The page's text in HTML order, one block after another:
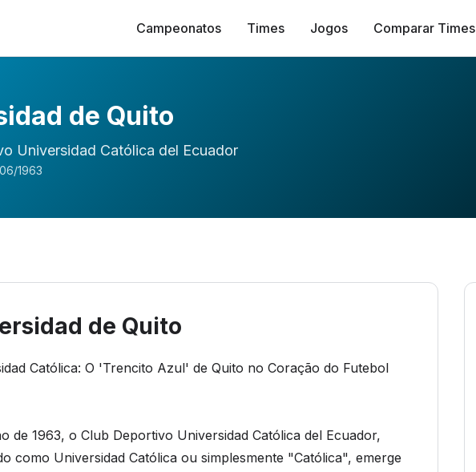
Campeonatos Times Jogos Comparar Times
de Quito
Universidad Católica del Ecuador
1963
de Quito
Católica: O 'Trencito Azul' de Quito no Coração do Futebol
de 1963, o Club Deportivo Universidad Católica del Ecuador,
como Universidad Católica ou simplesmente "Católica", emerge